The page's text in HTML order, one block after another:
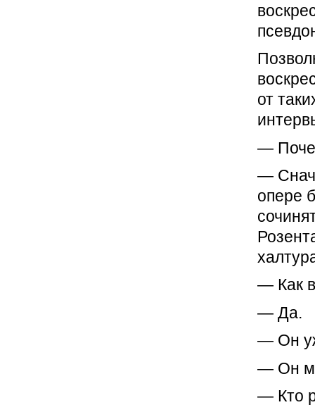
от
—
—
опере
— Как
— Да.
— Он
— Он
— Кто